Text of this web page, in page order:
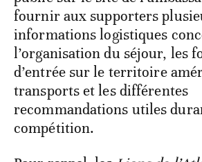
fournir aux supporters
informations logistiques
l’organisation du séjour, les
d’entrée sur le territoire
transports et les différentes
recommandations utiles
compétition.